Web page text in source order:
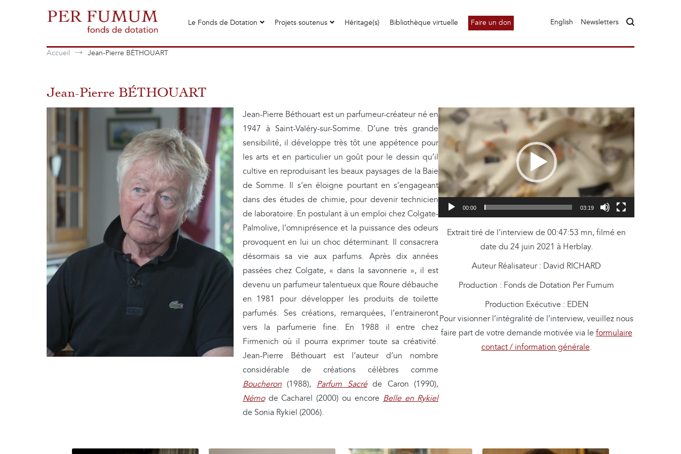
Per Fumum
Le Fonds de Dotation Projets soutenus Héritage(s) Bibliothèque virtuelle Faire un don English Newsletters
Accueil Jean-Pierre BÉTHOUART
Jean-Pierre BÉTHOUART
Jean-Pierre Béthouart est un parfumeur-créateur né en
1947 à Saint-Valéry-sur-Somme. D’une très grande
sensibilité, il développe très tôt une appétence pour
les arts et en particulier un goût pour le dessin qu’il
cultive en reproduisant les beaux paysages de la Baie
de Somme. Il s’en éloigne pourtant en s’engageant
dans des études de chimie, pour devenir technicien
de laboratoire. En postulant à un emploi chez Colgate-
Palmolive, l’omniprésence et la puissance des odeurs
provoquent en lui un choc déterminant. Il consacrera
désormais sa vie aux parfums. Après dix années
passées chez Colgate, « dans la savonnerie », il est
devenu un parfumeur talentueux que Roure débauche
en 1981 pour développer les produits de toilette
parfumés. Ses créations, remarquées, l’entraineront
vers la parfumerie fine. En 1988 il entre chez
Firmenich où il pourra exprimer toute sa créativité.
Jean-Pierre Béthouart est l’auteur d’un nombre
considérable de créations célèbres comme
Boucheron(1988), Parfum Sacréde Caron (1990),
Némode Cacharel (2000) ou encore Belle en Rykiel
de Sonia Rykiel (2006).
L
e
c
e
u
r
v
i
é
o
00:00 03:19
Extrait tiré de l’interview de 00:47:53 mn, filmé en
date du 24 juin 2021 à Herblay.
Auteur Réalisateur : David RICHARD
Production : Fonds de Dotation Per Fumum
Production Exécutive : EDEN
Pour visionner l’intégralité de l’interview, veuillez nous
faire part de votre demande motivée via le formulaire
contact / information générale.